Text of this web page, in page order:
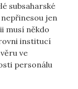
subsaharské
jen
musí někdo
institucí
ve
personálu